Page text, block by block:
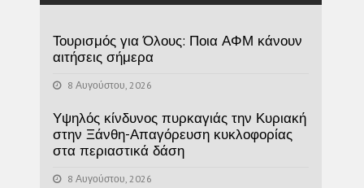
Τουρισμός για Όλους: Ποια ΑΦΜ κάνουν
αιτήσεις σήμερα
8 Αυγούστου, 2026
Υψηλός κίνδυνος πυρκαγιάς την Κυριακή
στην Ξάνθη-Απαγόρευση κυκλοφορίας
στα περιαστικά δάση
8 Αυγούστου, 2026